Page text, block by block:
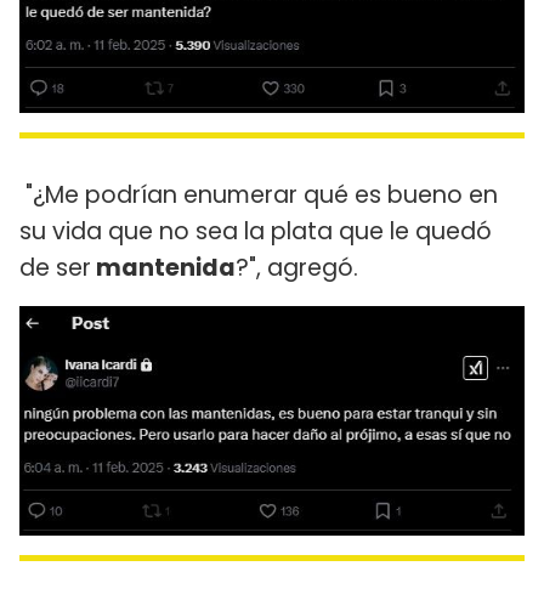
"¿Me podrían enumerar qué es bueno en
su vida que no sea la plata que le quedó
de ser mantenida?", agregó.